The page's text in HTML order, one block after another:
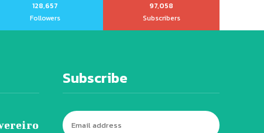
128,657
Followers
97,058
Subscribers
Subscribe